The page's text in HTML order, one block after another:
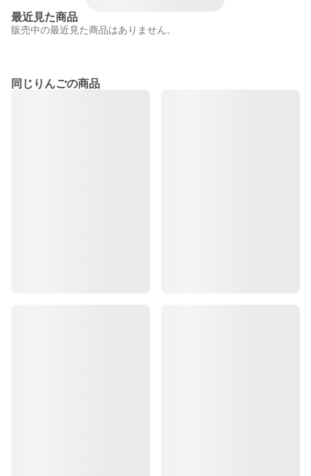
最近見た商品
販売中の最近見た商品はありません。
同じりんごの商品